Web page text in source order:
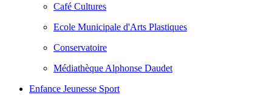
Café Cultures
Ecole Municipale d'Arts Plastiques
Conservatoire
Médiathèque Alphonse Daudet
Enfance Jeunesse Sport